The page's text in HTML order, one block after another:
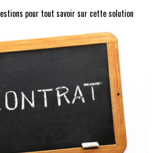
pour tout savoir sur cette solution